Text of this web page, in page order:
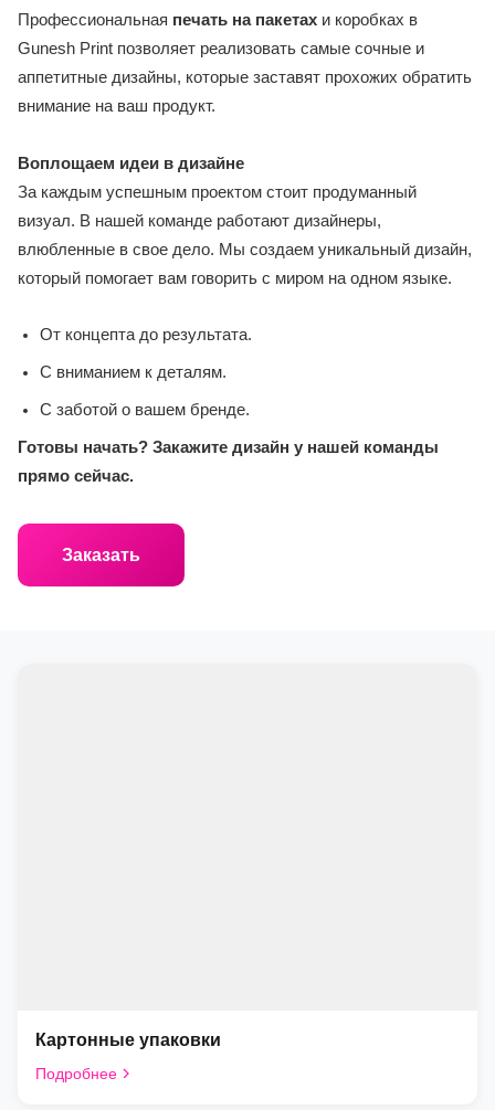
Профессиональная печать на пакетах и коробках в
Gunesh Print позволяет реализовать самые сочные и
аппетитные дизайны, которые заставят прохожих обратить
внимание на ваш продукт.
Воплощаем идеи в дизайне
За каждым успешным проектом стоит продуманный
визуал. В нашей команде работают дизайнеры,
влюбленные в свое дело. Мы создаем уникальный дизайн,
который помогает вам говорить с миром на одном языке.
От концепта до результата.
С вниманием к деталям.
С заботой о вашем бренде.
Готовы начать? Закажите дизайн у нашей команды
прямо сейчас.
Заказать
Картонные упаковки
Подробнее